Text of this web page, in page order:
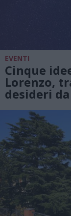
EVENTI
Cinque
Lorenzo,
desideri